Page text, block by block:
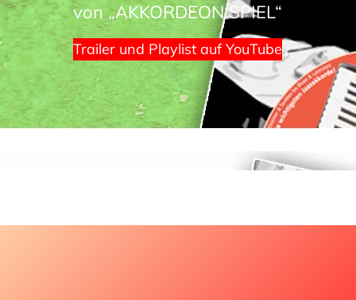
von „AKKORDEON SPIEL“
Trailer und Playlist auf YouTube